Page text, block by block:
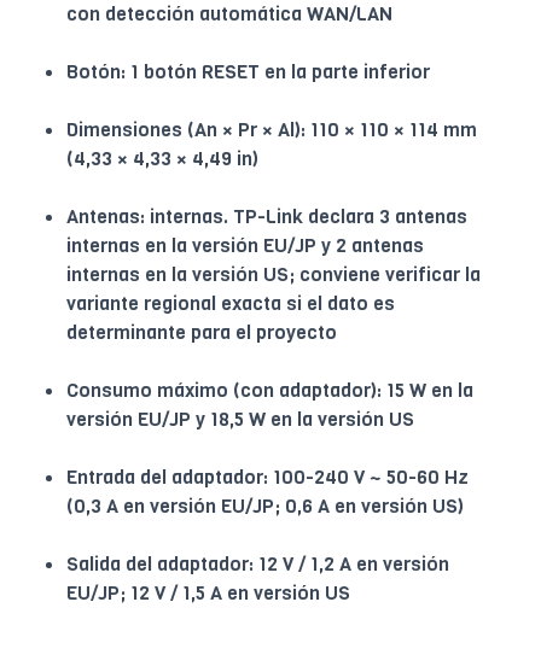
con detección automática WAN/LAN
Botón: 1 botón RESET en la parte inferior
Dimensiones (An × Pr × Al): 110 × 110 × 114 mm
(4,33 × 4,33 × 4,49 in)
Antenas: internas. TP-Link declara 3 antenas
internas en la versión EU/JP y 2 antenas
internas en la versión US; conviene verificar la
variante regional exacta si el dato es
determinante para el proyecto
Consumo máximo (con adaptador): 15 W en la
versión EU/JP y 18,5 W en la versión US
Entrada del adaptador: 100-240 V ~ 50-60 Hz
(0,3 A en versión EU/JP; 0,6 A en versión US)
Salida del adaptador: 12 V / 1,2 A en versión
EU/JP; 12 V / 1,5 A en versión US